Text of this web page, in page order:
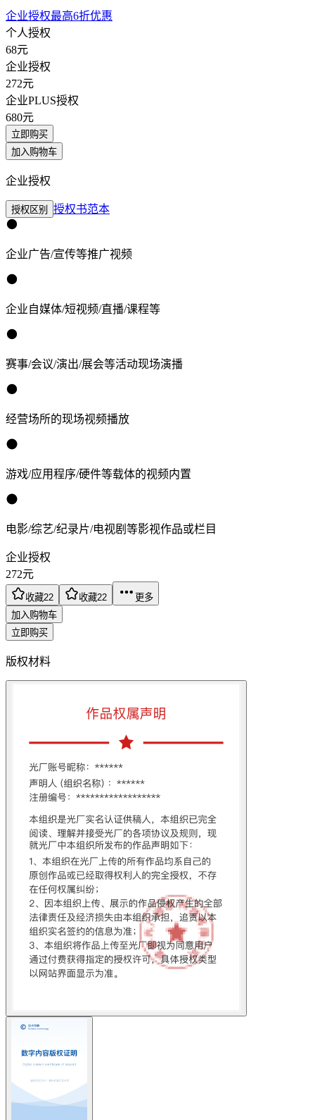
企业授权最高6折优惠
个人授权
68元
企业授权
272元
企业PLUS授权
680元
立即购买
加入购物车
企业授权
授权区别 授权书范本
企业广告/宣传等推广视频
企业自媒体/短视频/直播/课程等
赛事/会议/演出/展会等活动现场演播
经营场所的现场视频播放
游戏/应用程序/硬件等载体的视频内置
电影/综艺/纪录片/电视剧等影视作品或栏目
企业授权
272元
收藏22 收藏22
更多
加入购物车
立即购买
版权材料